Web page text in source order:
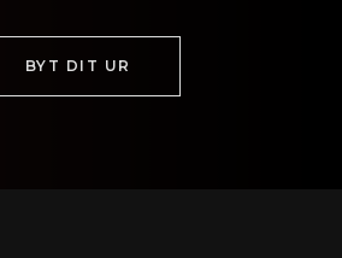
BYT DIT UR